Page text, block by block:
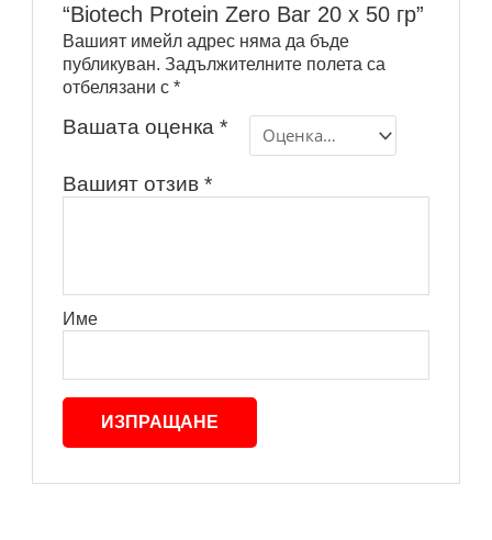
“Biotech Protein Zero Bar 20 x 50 гр”
Вашият имейл адрес няма да бъде
публикуван. Задължителните полета са
отбелязани с *
Вашата оценка *
Вашият отзив *
Име